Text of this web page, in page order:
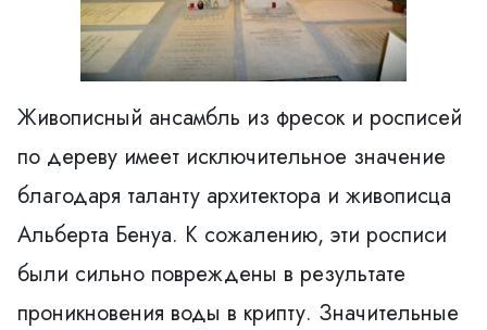
Живописный ансамбль из фресок и росписей
по дереву имеет исключительное значение
благодаря таланту архитектора и живописца
Альберта Бенуа. К сожалению, эти росписи
были сильно повреждены в результате
проникновения воды в крипту. Значительные